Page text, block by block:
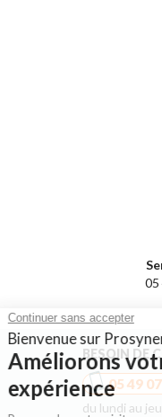
05
BESOIN DE
05 49
du lundi au